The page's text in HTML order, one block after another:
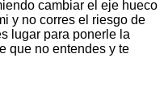
cambiar el eje hueco
y no corres el riesgo de
lugar para ponerle la
que no entendes y te